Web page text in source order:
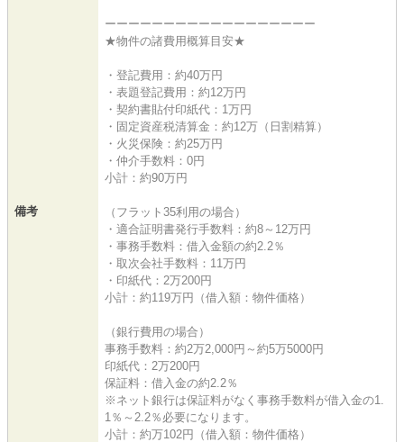
備考
ーーーーーーーーーーーーーーーーーー
★物件の諸費用概算目安★
・登記費用：約40万円
・表題登記費用：約12万円
・契約書貼付印紙代：1万円
・固定資産税清算金：約12万（日割精算）
・火災保険：約25万円
・仲介手数料：0円
小計：約90万円
（フラット35利用の場合）
・適合証明書発行手数料：約8～12万円
・事務手数料：借入金額の約2.2％
・取次会社手数料：11万円
・印紙代：2万200円
小計：約119万円（借入額：物件価格）
（銀行費用の場合）
事務手数料：約2万2,000円～約5万5000円
印紙代：2万200円
保証料：借入金の約2.2％
※ネット銀行は保証料がなく事務手数料が借入金の1.
1％～2.2％必要になります。
小計：約万102円（借入額：物件価格）